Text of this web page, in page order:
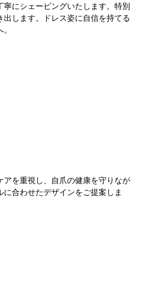
寧にシェービングいたします。特別
出します。ドレス姿に自信を持てる
アを重視し、自爪の健康を守りなが
に合わせたデザインをご提案しま